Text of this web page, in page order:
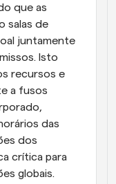
que as
salas de
juntamente
Isto
recursos e
a fusos
das
dos
crítica para
globais.